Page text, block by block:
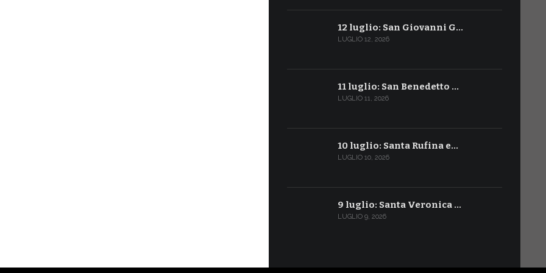
12 luglio: San Giovanni G…
LUGLIO 12, 2026
11 luglio: San Benedetto …
LUGLIO 11, 2026
10 luglio: Santa Rufina e…
LUGLIO 10, 2026
9 luglio: Santa Veronica …
LUGLIO 9, 2026